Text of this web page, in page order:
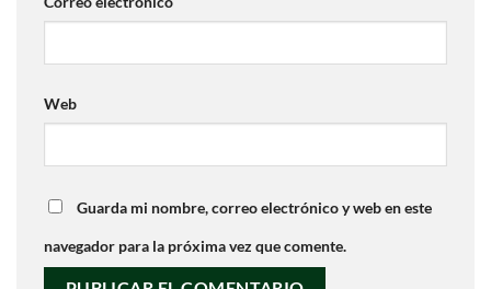
Web
Guarda mi nombre, correo electrónico y web en este
navegador para la próxima vez que comente.